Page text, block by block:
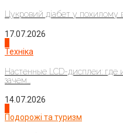
Цукровий діабет у похилому
17.07.2026
Техніка
Настенные LCD-дисплеи: где
зачем...
14.07.2026
Подорожі та туризм